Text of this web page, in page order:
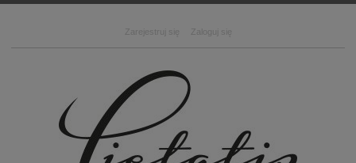
Zarejestruj się Zaloguj się